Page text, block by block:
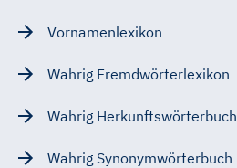
Vornamenlexikon
Wahrig Fremdwörterlexikon
Wahrig Herkunftswörterbuch
Wahrig Synonymwörterbuch